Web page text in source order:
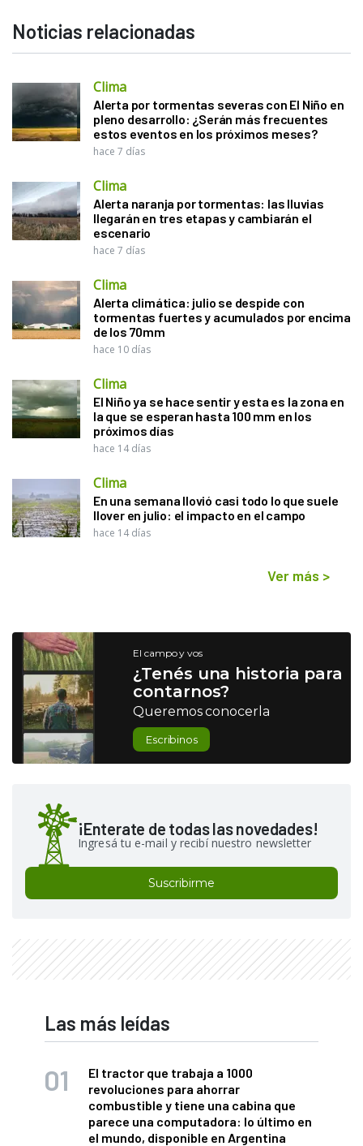
Noticias relacionadas
Clima
Alerta por tormentas severas con El Niño en
pleno desarrollo: ¿Serán más frecuentes
estos eventos en los próximos meses?
hace 7 días
Clima
Alerta naranja por tormentas: las lluvias
llegarán en tres etapas y cambiarán el
escenario
hace 7 días
Clima
Alerta climática: julio se despide con
tormentas fuertes y acumulados por encima
de los 70mm
hace 10 días
Clima
El Niño ya se hace sentir y esta es la zona en
la que se esperan hasta 100 mm en los
próximos días
hace 14 días
Clima
En una semana llovió casi todo lo que suele
llover en julio: el impacto en el campo
hace 14 días
Ver más >
El campo y vos
¿Tenés una historia para
contarnos?
Queremos conocerla
Escribinos
¡Enterate de todas las novedades!
Ingresá tu e-mail y recibí nuestro newsletter
Suscribirme
Las más leídas
El tractor que trabaja a 1000
revoluciones para ahorrar
combustible y tiene una cabina que
parece una computadora: lo último en
el mundo, disponible en Argentina